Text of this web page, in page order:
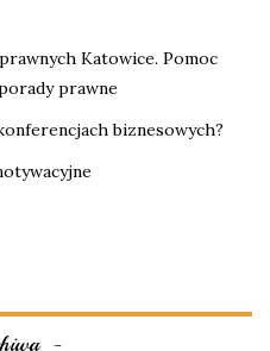
Katowice. Pomoc
prawne
biznesowych?